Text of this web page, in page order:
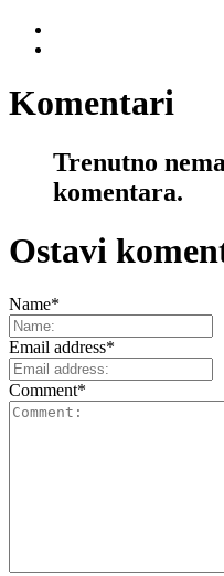
Komentari
Trenutno
komentara.
Ostavi
Name*
Email address*
Comment*